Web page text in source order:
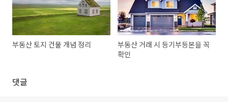
부동산 토지 건물 개념 정리
부동산 거래 시 등기부등본을 꼭
확인
댓글